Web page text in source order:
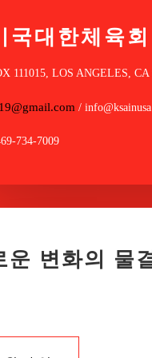
국대한체육회
111015, LOS ANGELES, CA
/
734-7009
운 변화의 물